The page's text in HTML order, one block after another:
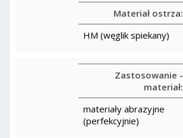
Materiał ostrza:
HM (węglik spiekany)
Zastosowanie -
materiał:
materiały abrazyjne
(perfekcyjnie)